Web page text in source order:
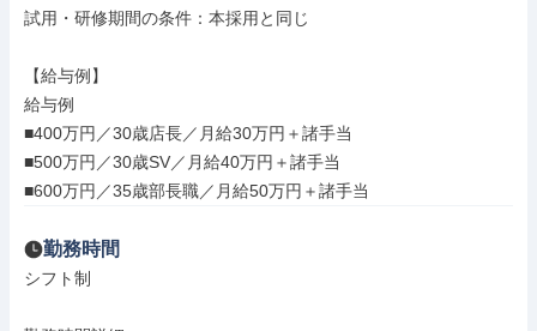
試用・研修期間の条件：本採用と同じ
【給与例】
給与例
■400万円／30歳店長／月給30万円＋諸手当
■500万円／30歳SV／月給40万円＋諸手当
■600万円／35歳部長職／月給50万円＋諸手当
勤務時間
シフト制